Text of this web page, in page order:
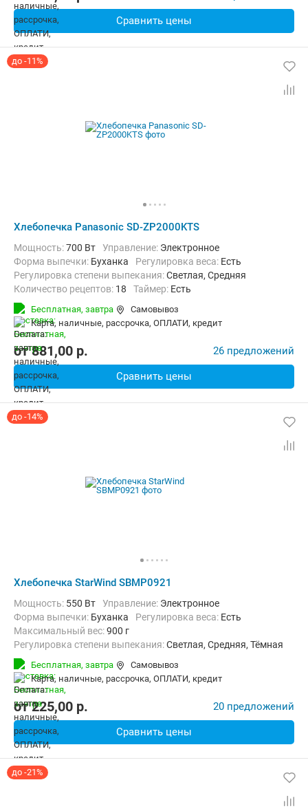
Сравнить цены
до -11%
Хлебопечка Panasonic SD-ZP2000KTS
Мощность:700 Вт Управление: Электронное
Форма выпечки: Буханка регулировка веса: Есть
Регулировка степени выпекания:Светлая, Средняя
Количество рецептов: 18 таймер: Есть
Дополнительные функции:
Материал корпуса:
Пластик
Бесплатная, завтра
Самовывоз
карта, наличные, рассрочка, ОПЛАТИ, кредит
от881,00 p. 26 предложений
Сравнить цены
до -14%
Хлебопечка StarWind SBMP0921
Мощность: 550 Вт Управление: Электронное
Форма выпечки: Буханка регулировка веса: Есть
максимальный вес:900 г
Регулировка степени выпекания:Светлая, Средняя, Тёмная
Количество рецептов:
Дополнительные функции:
Материал корпуса: Пластик 3.58 кг
Бесплатная, завтра
Самовывоз
карта, наличные, рассрочка, ОПЛАТИ, кредит
от225,00 p. 20 предложений
Сравнить цены
до -21%